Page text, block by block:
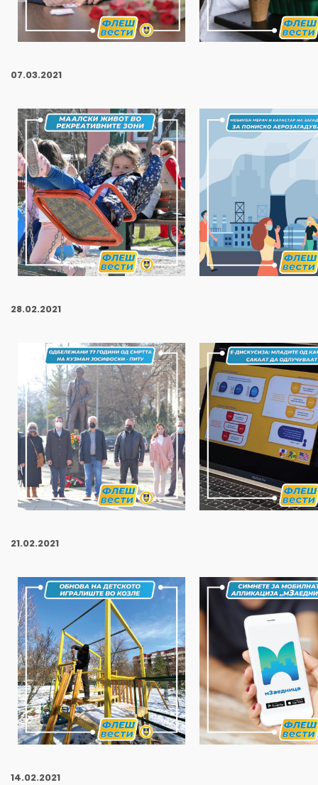
07.03.2021
28.02.2021
21.02.2021
14.02.2021